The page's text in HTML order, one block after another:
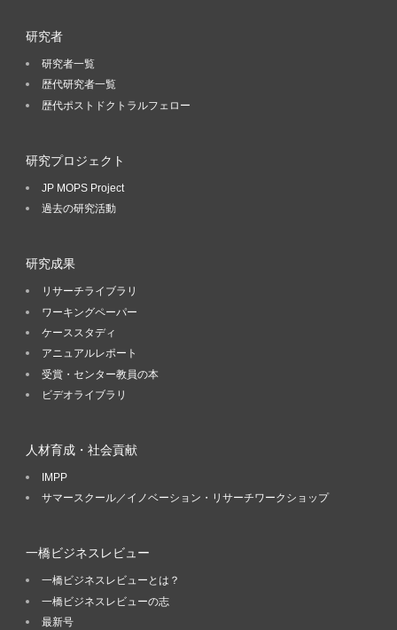
研究者
研究者一覧
歴代研究者一覧
歴代ポストドクトラルフェロー
研究プロジェクト
JP MOPS Project
過去の研究活動
研究成果
リサーチライブラリ
ワーキングペーパー
ケーススタディ
アニュアルレポート
受賞・センター教員の本
ビデオライブラリ
人材育成・社会貢献
IMPP
サマースクール／イノベーション・リサーチワークショップ
一橋ビジネスレビュー
一橋ビジネスレビューとは？
一橋ビジネスレビューの志
最新号